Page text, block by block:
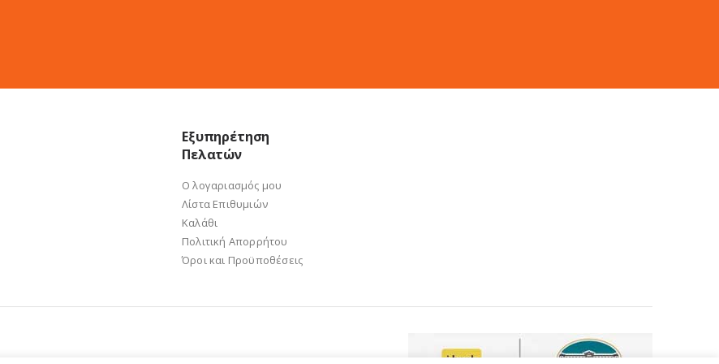
Εξυπηρέτηση
Πελατών
Ο λογαριασμός μου
Λίστα Επιθυμιών
Καλάθι
Πολιτική Απορρήτου
Όροι και Προϋποθέσεις